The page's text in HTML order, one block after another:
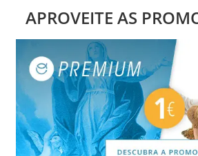
APROVEITE AS